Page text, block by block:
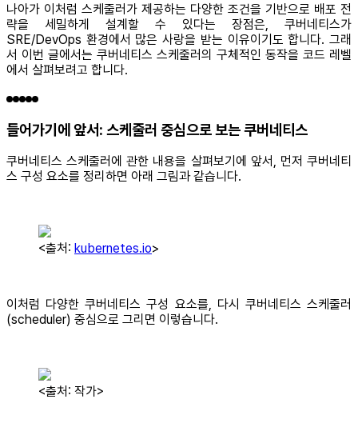
나아가 이처럼 스케줄러가 제공하는 다양한 조건을 기반으로 배포 전
략을 세밀하게 설계할 수 있다는 장점은, 쿠버네티스가
SRE/DevOps 환경에서 많은 사랑을 받는 이유이기도 합니다. 그래
서 이번 글에서는 쿠버네티스 스케줄러의 구체적인 동작을 코드 레벨
에서 살펴보려고 합니다.
들어가기에 앞서: 스케줄러 중심으로 보는 쿠버네티스
쿠버네티스 스케줄러에 관한 내용을 살펴보기에 앞서, 먼저 쿠버네티
스 구성 요소를 정리하면 아래 그림과 같습니다.
<출처: kubernetes.io>
이처럼 다양한 쿠버네티스 구성 요소를, 다시 쿠버네티스 스케줄러
(scheduler) 중심으로 그리면 이렇습니다.
<출처: 작가>